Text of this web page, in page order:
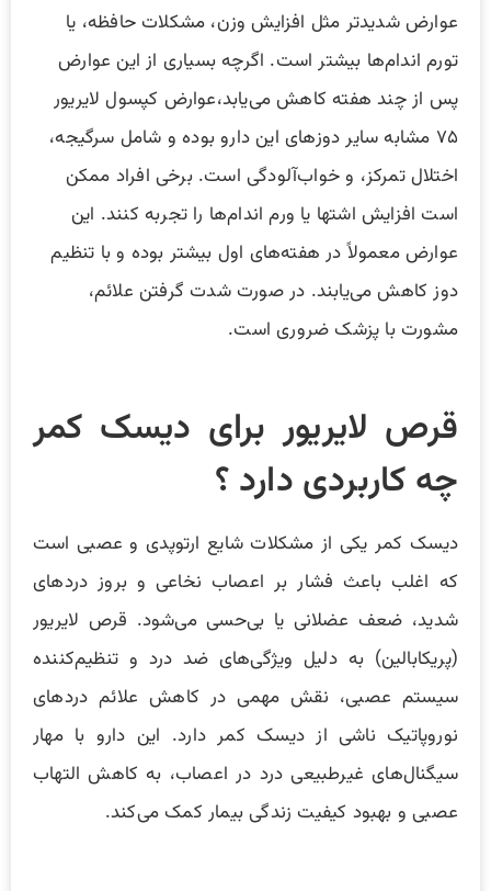
عوارض شدیدتر مثل افزایش وزن، مشکلات حافظه، یا
تورم اندام‌ها بیشتر است. اگرچه بسیاری از این عوارض
پس از چند هفته کاهش می‌یابد،عوارض کپسول لایریور
۷۵ مشابه سایر دوزهای این دارو بوده و شامل سرگیجه،
اختلال تمرکز، و خواب‌آلودگی است. برخی افراد ممکن
است افزایش اشتها یا ورم اندام‌ها را تجربه کنند. این
عوارض معمولاً در هفته‌های اول بیشتر بوده و با تنظیم
دوز کاهش می‌یابند. در صورت شدت گرفتن علائم،
مشورت با پزشک ضروری است.
قرص لایریور برای دیسک کمر
چه کاربردی دارد ؟
دیسک کمر یکی از مشکلات شایع ارتوپدی و عصبی است
که اغلب باعث فشار بر اعصاب نخاعی و بروز دردهای
شدید، ضعف عضلانی یا بی‌حسی می‌شود. قرص لایریور
(پریکابالین) به دلیل ویژگی‌های ضد درد و تنظیم‌کننده
سیستم عصبی، نقش مهمی در کاهش علائم دردهای
نوروپاتیک ناشی از دیسک کمر دارد. این دارو با مهار
سیگنال‌های غیرطبیعی درد در اعصاب، به کاهش التهاب
عصبی و بهبود کیفیت زندگی بیمار کمک می‌کند.